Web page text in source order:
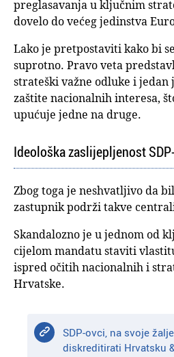
preglasavanja u ključnim
dovelo do većeg jedinstva
Lako je pretpostaviti kako bi
suprotno. Pravo veta
strateški važne odluke i jedan
zaštite nacionalnih interesa,
upućuje jedne na druge.
Ideološka zaslijepljenost
Zbog toga je neshvatljivo da
zastupnik podrži takve
Skandalozno je u jednom od
cijelom mandatu staviti
ispred očitih nacionalnih i
Hrvatske.
SDP-ovci, na svoje
diskreditirati Hrvatsku